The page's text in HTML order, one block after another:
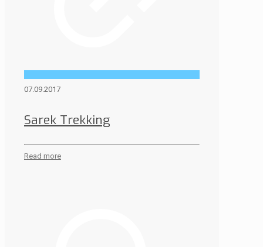
07.09.2017
Sarek Trekking
Read more